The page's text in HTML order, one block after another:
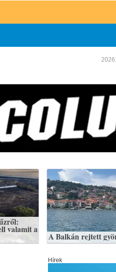
valamit a
A Balkán rejtett
Hírek